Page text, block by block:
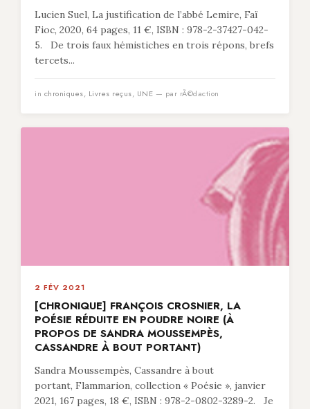
Lucien Suel, La justification de l’abbé Lemire, Faï
Fioc, 2020, 64 pages, 11 €, ISBN : 978-2-37427-042-
5. De trois faux hémistiches en trois répons, brefs
tercets...
in chroniques, Livres reçus, UNE — par rÃ©daction
2 FÉV 2021
[CHRONIQUE] FRANÇOIS CROSNIER, LA
POÉSIE RÉDUITE EN POUDRE NOIRE (À
PROPOS DE SANDRA MOUSSEMPÈS,
CASSANDRE À BOUT PORTANT)
Sandra Moussempès, Cassandre à bout
portant, Flammarion, collection « Poésie », janvier
2021, 167 pages, 18 €, ISBN : 978-2-0802-3289-2. Je